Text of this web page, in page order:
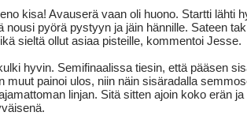
kisa! Avauserä vaan oli huono. Startti lähti
nousi pyörä pystyyn ja jäin hännille. Sateen
sieltä ollut asiaa pisteille, kommentoi Jesse.
hyvin. Semifinaalissa tiesin, että pääsen
muut painoi ulos, niin näin sisäradalla
linjan. Sitä sitten ajoin koko erän